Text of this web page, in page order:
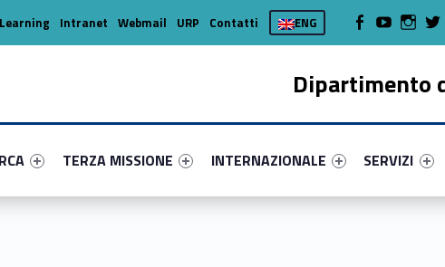
Dipartimento
primary-95362-16
#link-menu-primary-3358-37
Link identifier #link-menu-primary-67810-45
TERZA MISSIONE
Link identifier #link-menu-primary-
INTERNAZIONALE
Link identifier
SERVIZI
Intranet Webmail URP Contatti ENG WebMan on Facebook
WebMan on